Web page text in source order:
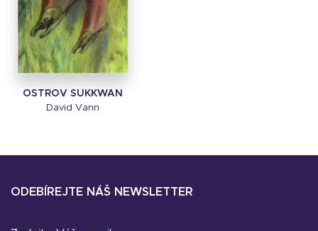
OSTROV SUKKWAN
David Vann
ODEBÍREJTE NÁŠ NEWSLETTER